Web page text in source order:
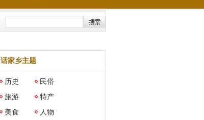
话家乡主题
历史
民俗
旅游
特产
美食
人物